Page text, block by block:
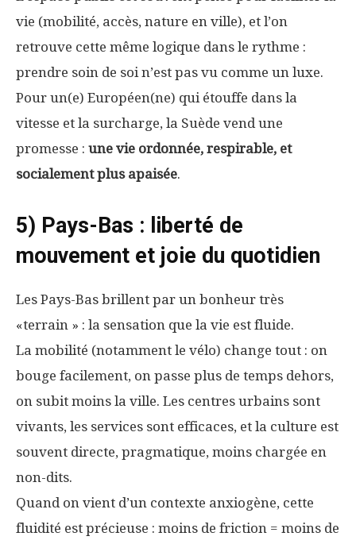
vie (mobilité, accès, nature en ville), et l’on
retrouve cette même logique dans le rythme :
prendre soin de soi n’est pas vu comme un luxe.
Pour un(e) Européen(ne) qui étouffe dans la
vitesse et la surcharge, la Suède vend une
promesse : une vie ordonnée, respirable, et
socialement plus apaisée.
5) Pays-Bas : liberté de
mouvement et joie du quotidien
Les Pays-Bas brillent par un bonheur très
«terrain » : la sensation que la vie est fluide.
La mobilité (notamment le vélo) change tout : on
bouge facilement, on passe plus de temps dehors,
on subit moins la ville. Les centres urbains sont
vivants, les services sont efficaces, et la culture est
souvent directe, pragmatique, moins chargée en
non-dits.
Quand on vient d’un contexte anxiogène, cette
fluidité est précieuse : moins de friction = moins de